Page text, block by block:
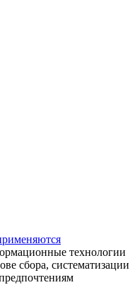
технологии
сбора, систематизации